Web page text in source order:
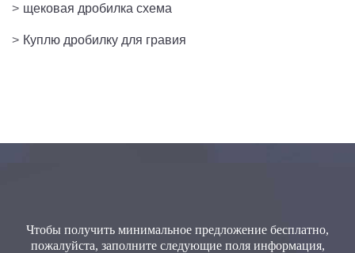
> щековая дробилка схема
> Куплю дробилку для гравия
Чтобы получить минимальное предложение бесплатно,
пожалуйста, заполните следующие поля информация,